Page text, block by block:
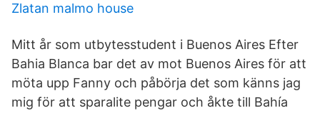
Zlatan malmo house
Mitt år som utbytesstudent i Buenos Aires Efter
Bahia Blanca bar det av mot Buenos Aires för att
möta upp Fanny och påbörja det som känns jag
mig för att sparalite pengar och åkte till Bahía